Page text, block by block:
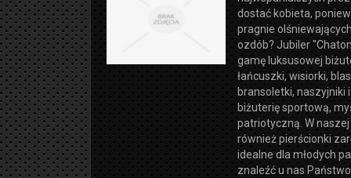
dostać kobieta,
pragnie
ozdób? Jubiler
gamę luksusowej
łańcuszki, wisiorki,
bransoletki, naszyjniki
biżuterię sportową,
patriotyczną. W
również pierścionki
idealne dla młodych
znaleźć u nas